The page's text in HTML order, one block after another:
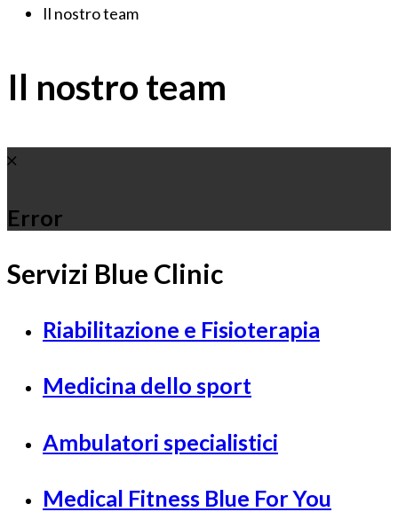
Il nostro team
Il nostro team
Error
Servizi Blue Clinic
Riabilitazione e Fisioterapia
Medicina dello sport
Ambulatori specialistici
Medical Fitness Blue For You